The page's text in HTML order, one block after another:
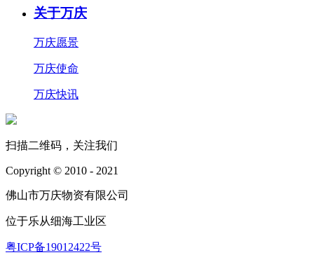
关于万庆
万庆愿景
万庆使命
万庆快讯
扫描二维码，关注我们
Copyright © 2010 - 2021
佛山市万庆物资有限公司
位于乐从细海工业区
粤ICP备19012422号